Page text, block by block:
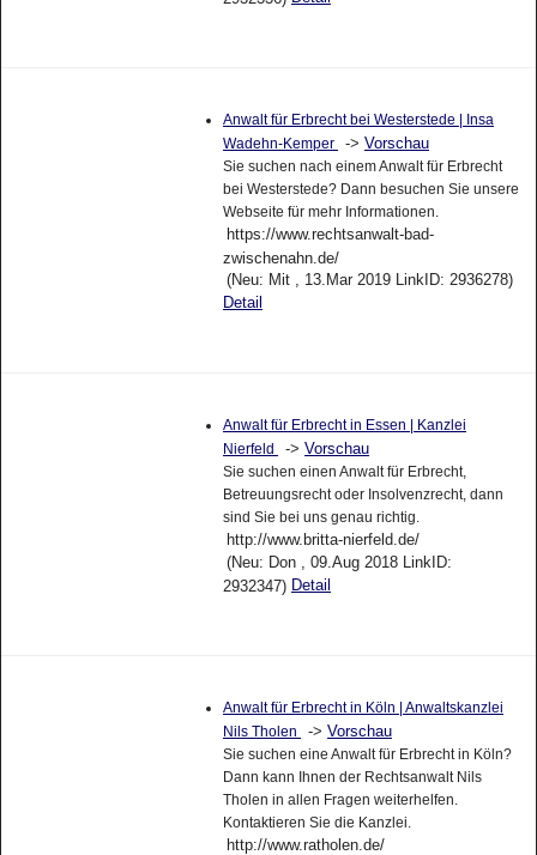
Anwalt für Erbrecht bei Westerstede | Insa
Wadehn-Kemper
-> Vorschau
Sie suchen nach einem Anwalt für Erbrecht
bei Westerstede? Dann besuchen Sie unsere
Webseite für mehr Informationen.
https://www.rechtsanwalt-bad-
zwischenahn.de/
(Neu: Mit , 13.Mar 2019 LinkID: 2936278)
Detail
Anwalt für Erbrecht in Essen | Kanzlei
Nierfeld
-> Vorschau
Sie suchen einen Anwalt für Erbrecht,
Betreuungsrecht oder Insolvenzrecht, dann
sind Sie bei uns genau richtig.
http://www.britta-nierfeld.de/
(Neu: Don , 09.Aug 2018 LinkID:
2932347) Detail
Anwalt für Erbrecht in Köln | Anwaltskanzlei
Nils Tholen
-> Vorschau
Sie suchen eine Anwalt für Erbrecht in Köln?
Dann kann Ihnen der Rechtsanwalt Nils
Tholen in allen Fragen weiterhelfen.
Kontaktieren Sie die Kanzlei.
http://www.ratholen.de/